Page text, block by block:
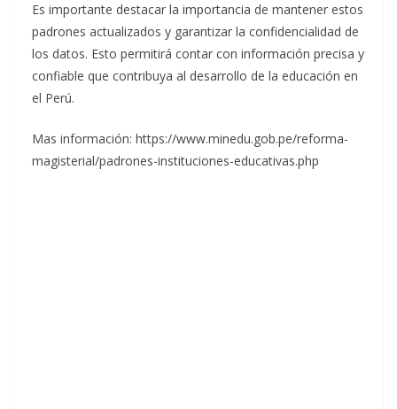
Es importante destacar la importancia de mantener estos
padrones actualizados y garantizar la confidencialidad de
los datos. Esto permitirá contar con información precisa y
confiable que contribuya al desarrollo de la educación en
el Perú.
Mas información: https://www.minedu.gob.pe/reforma-
magisterial/padrones-instituciones-educativas.php